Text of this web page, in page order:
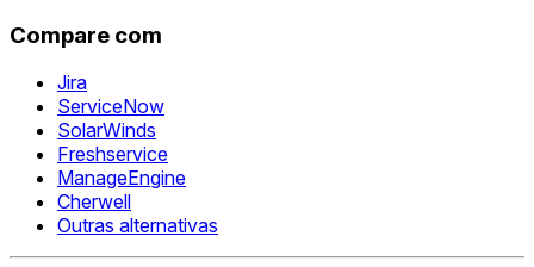
Compare com
Jira
ServiceNow
SolarWinds
Freshservice
ManageEngine
Cherwell
Outras alternativas